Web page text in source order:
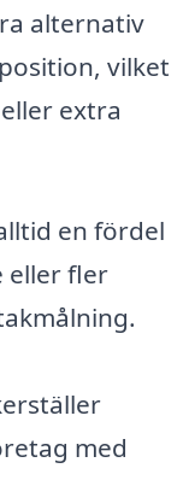
alternativ
vilket
extra
en fördel
eller fler
med